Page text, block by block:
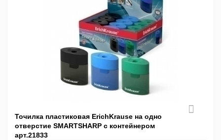
Точилка пластиковая ErichKrause на одно
отверстие SMARTSHARP с контейнером
арт.21833